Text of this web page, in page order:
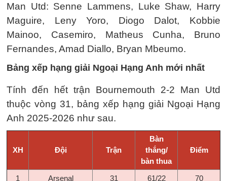
Man Utd: Senne Lammens, Luke Shaw, Harry
Maguire, Leny Yoro, Diogo Dalot, Kobbie
Mainoo, Casemiro, Matheus Cunha, Bruno
Fernandes, Amad Diallo, Bryan Mbeumo.
Bảng xếp hạng giải Ngoại Hạng Anh mới nhất
Tính đến hết trận Bournemouth 2-2 Man Utd
thuộc vòng 31, bảng xếp hạng giải Ngoại Hạng
Anh 2025-2026 như sau.
XH Đội Trận
Bàn
thắng/
bàn thua
Điểm
1 Arsenal 31 61/22 70